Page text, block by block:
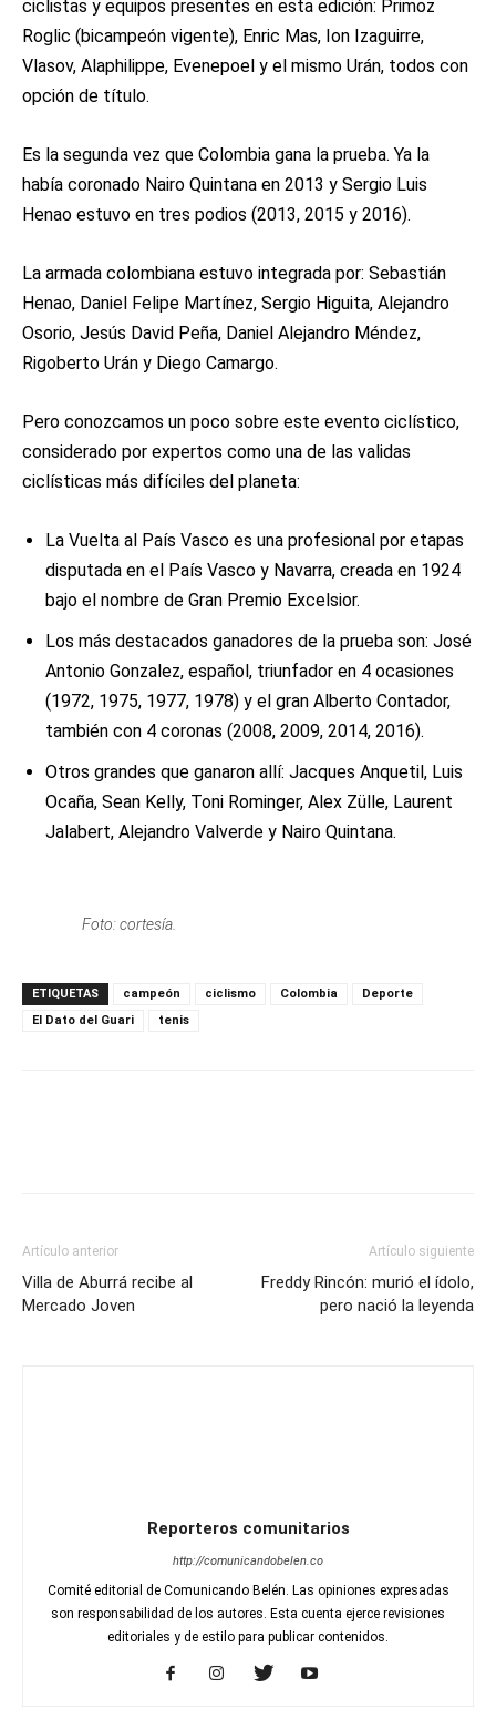
ciclistas y equipos presentes en esta edición: Primoz
Roglic (bicampeón vigente), Enric Mas, Ion Izaguirre,
Vlasov, Alaphilippe, Evenepoel y el mismo Urán, todos con
opción de título.
Es la segunda vez que Colombia gana la prueba. Ya la
había coronado Nairo Quintana en 2013 y Sergio Luis
Henao estuvo en tres podios (2013, 2015 y 2016).
La armada colombiana estuvo integrada por: Sebastián
Henao, Daniel Felipe Martínez, Sergio Higuita, Alejandro
Osorio, Jesús David Peña, Daniel Alejandro Méndez,
Rigoberto Urán y Diego Camargo.
Pero conozcamos un poco sobre este evento ciclístico,
considerado por expertos como una de las validas
ciclísticas más difíciles del planeta:
La Vuelta al País Vasco es una profesional por etapas
disputada en el País Vasco y Navarra, creada en 1924
bajo el nombre de Gran Premio Excelsior.
Los más destacados ganadores de la prueba son: José
Antonio Gonzalez, español, triunfador en 4 ocasiones
(1972, 1975, 1977, 1978) y el gran Alberto Contador,
también con 4 coronas (2008, 2009, 2014, 2016).
Otros grandes que ganaron allí: Jacques Anquetil, Luis
Ocaña, Sean Kelly, Toni Rominger, Alex Zülle, Laurent
Jalabert, Alejandro Valverde y Nairo Quintana.
Foto: cortesía.
ETIQUETAS campeón ciclismo Colombia
Deporte
El Dato del Guari
tenis
Artículo anterior
Villa de Aburrá recibe al
Mercado Joven
Artículo siguiente
Freddy Rincón: murió el ídolo,
pero nació la leyenda
Reporteros comunitarios
http://comunicandobelen.co
Comité editorial de Comunicando Belén. Las opiniones expresadas
son responsabilidad de los autores. Esta cuenta ejerce revisiones
editoriales y de estilo para publicar contenidos.